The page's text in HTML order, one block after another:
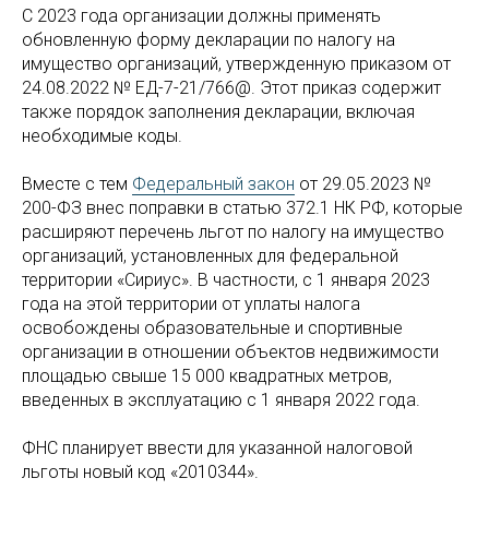
С 2023 года организации должны применять
обновленную форму декларации по налогу на
имущество организаций, утвержденную приказом от
24.08.2022 № ЕД-7-21/766@. Этот приказ содержит
также порядок заполнения декларации, включая
необходимые коды.
Вместе с тем Федеральный закон от 29.05.2023 №
200-ФЗ внес поправки в статью 372.1 НК РФ, которые
расширяют перечень льгот по налогу на имущество
организаций, установленных для федеральной
территории «Сириус». В частности, с 1 января 2023
года на этой территории от уплаты налога
освобождены образовательные и спортивные
организации в отношении объектов недвижимости
площадью свыше 15 000 квадратных метров,
введенных в эксплуатацию с 1 января 2022 года.
ФНС планирует ввести для указанной налоговой
льготы новый код «2010344».